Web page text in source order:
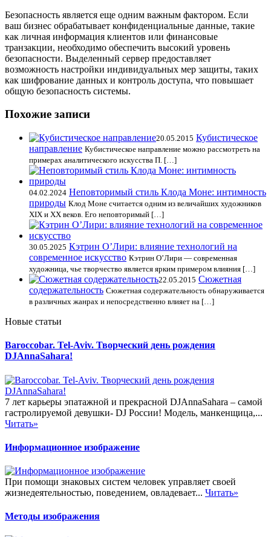
Безопасность является еще одним важным фактором. Если
ваш бизнес обрабатывает конфиденциальные данные, такие
как личная информация клиентов или финансовые
транзакции, необходимо обеспечить высокий уровень
безопасности. Выделенный сервер предоставляет
возможность настройки индивидуальных мер защиты, таких
как шифрование данных и контроль доступа, что повышает
общую безопасность системы.
Похожие записи
20.05.2015 Кубистическое
направление Кубистическое направление можно рассмотреть на
примерах аналитического искусства П. […]
04.02.2024 Неповторимый стиль Клода Моне: интимность
природы Клод Моне считается одним из величайших художников
XIX и XX веков. Его неповторимый […]
30.05.2025 Кэтрин О’Лири: влияние технологий на
современное искусство Кэтрин О’Лири — современная
художница, чье творчество является ярким примером влияния […]
22.05.2015 Сюжетная
содержательность Сюжетная содержательность обнаруживается
в различных жанрах и непосредственно влияет на […]
Новые статьи
Baroccobar. Tel-Aviv. Творческий день рождения
DJAnnaSahara!
7 лет карьеры эпатажной и прекрасной DJAnnaSahara – самой
гастролируемой девушки- DJ России! Модель, манкенщица,...
Читать»
Информационное изображение
При помощи знаковых систем человек управляет своей
жизнедеятельностью, поведением, овладевает... Читать»
Методы изображения